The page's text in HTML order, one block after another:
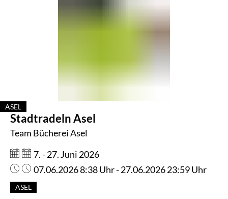
ASEL
KATEGORIE: ASEL
Stadtradeln Asel
Team Bücherei Asel
Datum:
7. - 27. Juni 2026
Uhrzeit:
07.06.2026 8:38 Uhr - 27.06.2026 23:59 Uhr
ASEL